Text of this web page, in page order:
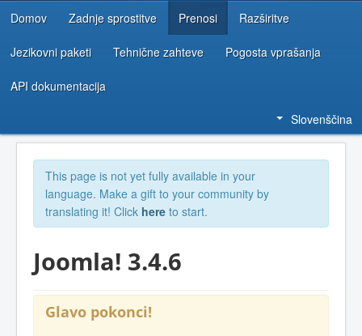
VIRI ZA RAZVIJALCE
Domov Zadnje sprostitve Prenosi Razširitve
Jezikovni paketi Tehnične zahteve Pogosta vprašanja
API dokumentacija
Slovenščina
This page is not yet fully available in your
language. Make a gift to your community by
translating it! Click here to start.
Joomla! 3.4.6
Glavo pokonci!